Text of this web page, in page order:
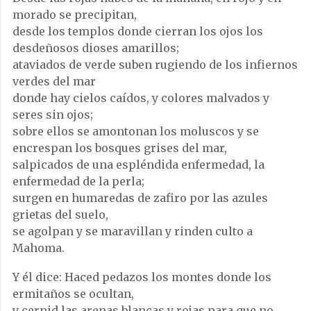
morado se precipitan,
desde los templos donde cierran los ojos los
desdeñosos dioses amarillos;
ataviados de verde suben rugiendo de los infiernos
verdes del mar
donde hay cielos caídos, y colores malvados y
seres sin ojos;
sobre ellos se amontonan los moluscos y se
encrespan los bosques grises del mar,
salpicados de una espléndida enfermedad, la
enfermedad de la perla;
surgen en humaredas de zafiro por las azules
grietas del suelo,
se agolpan y se maravillan y rinden culto a
Mahoma.
Y él dice: Haced pedazos los montes donde los
ermitaños se ocultan,